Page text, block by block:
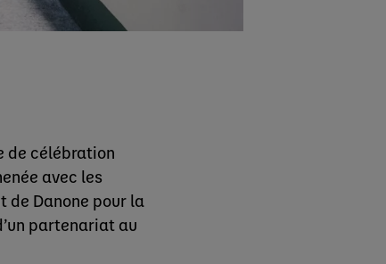
de célébration
avec les
de Danone pour la
partenariat au